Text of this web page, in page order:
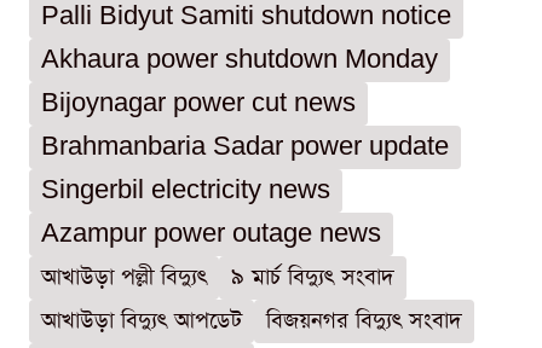
Palli Bidyut Samiti shutdown notice
Akhaura power shutdown Monday
Bijoynagar power cut news
Brahmanbaria Sadar power update
Singerbil electricity news
Azampur power outage news
আখাউড়া পল্লী বিদ্যুৎ
৯ মার্চ বিদ্যুৎ সংবাদ
আখাউড়া বিদ্যুৎ আপডেট
বিজয়নগর বিদ্যুৎ সংবাদ